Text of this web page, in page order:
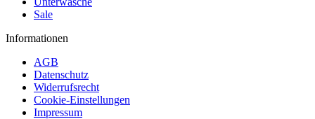
Sale
Informationen
AGB
Datenschutz
Widerrufsrecht
Cookie-Einstellungen
Impressum